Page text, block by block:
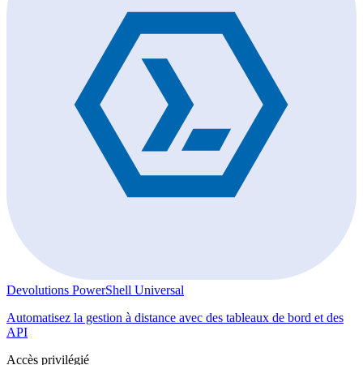
Devolutions PowerShell Universal
Automatisez la gestion à distance avec des tableaux de bord et des
API
Accès privilégié